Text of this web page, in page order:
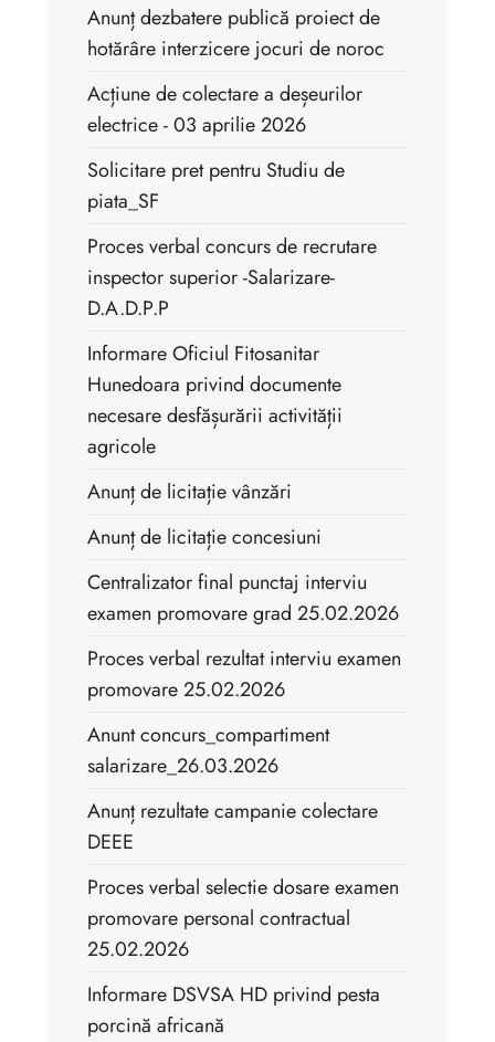
Anunț dezbatere publică proiect de
hotărâre interzicere jocuri de noroc
Acțiune de colectare a deșeurilor
electrice - 03 aprilie 2026
Solicitare pret pentru Studiu de
piata_SF
Proces verbal concurs de recrutare
inspector superior -Salarizare-
D.A.D.P.P
Informare Oficiul Fitosanitar
Hunedoara privind documente
necesare desfășurării activității
agricole
Anunț de licitație vânzări
Anunț de licitație concesiuni
Centralizator final punctaj interviu
examen promovare grad 25.02.2026
Proces verbal rezultat interviu examen
promovare 25.02.2026
Anunt concurs_compartiment
salarizare_26.03.2026
Anunț rezultate campanie colectare
DEEE
Proces verbal selectie dosare examen
promovare personal contractual
25.02.2026
Informare DSVSA HD privind pesta
porcină africană